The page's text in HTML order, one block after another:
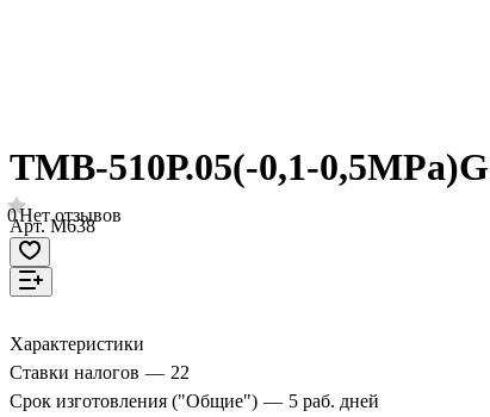
ТМВ-510Р.05(-0,1-
0Нет отзывов
Арт.M638
Характеристики
Ставки налогов — 22
Срок изготовления ("Общие") — 5 раб. дней